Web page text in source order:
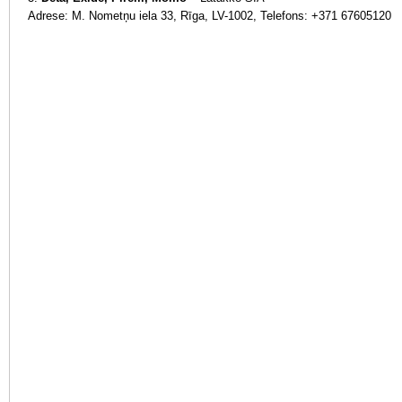
Adrese: M. Nometņu iela 33, Rīga, LV-1002, Telefons: +371 67605120